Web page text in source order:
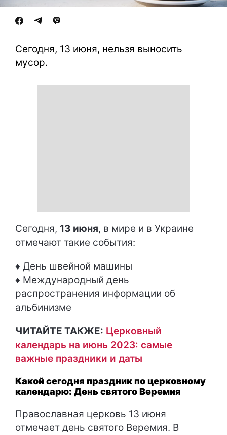
Сегодня, 13 июня, нельзя выносить
мусор.
Сегодня, 13 июня, в мире и в Украине
отмечают такие события:
♦ День швейной машины
♦ Международный день
распространения информации об
альбинизме
ЧИТАЙТЕ ТАКЖЕ: Церковный
календарь на июнь 2023: самые
важные праздники и даты
Какой сегодня праздник по церковному
календарю: День святого Веремия
Православная церковь 13 июня
отмечает день святого Веремия. В